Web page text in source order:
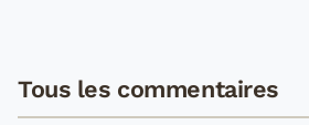
Tous les commentaires